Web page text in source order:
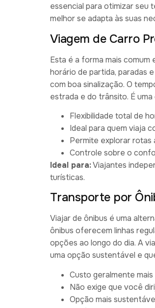
essencial para otimizar seu
melhor se adapta às suas
Viagem de Carro
Esta é a forma mais
horário de partida, paradas
com boa sinalização. O
estrada e do trânsito. É
Flexibilidade total de
Ideal para quem viaja
Permite explorar rotas
Controle sobre o
Ideal para:Viajantes
turísticas.
Transporte por
Viajar de ônibus é uma
ônibus oferecem linhas
opções ao longo do dia. A
uma opção sustentável e
Custo geralmente mais
Não exige que você
Opção mais